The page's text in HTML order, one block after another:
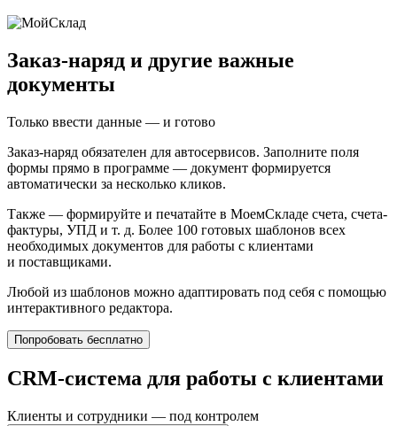
Заказ-наряд и другие важные
документы
Только ввести данные — и готово
Заказ-наряд обязателен для автосервисов. Заполните поля
формы прямо в программе — документ формируется
автоматически за несколько кликов.
Также — формируйте и печатайте в МоемСкладе счета, счета-
фактуры, УПД и т. д. Более 100 готовых шаблонов всех
необходимых документов для работы с клиентами
и поставщиками.
Любой из шаблонов можно адаптировать под себя с помощью
интерактивного редактора.
Попробовать бесплатно
CRM-система для работы с клиентами
Клиенты и сотрудники — под контролем